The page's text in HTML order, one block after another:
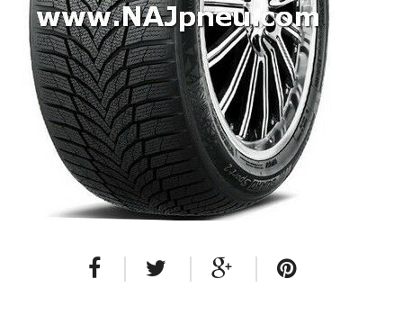
Osobné/crossover + malé úžitkové
SUV/crossover + OFFRoad-ové
Dodávkové + malé úžitkové
Disky
Hliníkové / ALU disky / Elektróny
Plechové
Puklice na kolesá Kontakt Blog